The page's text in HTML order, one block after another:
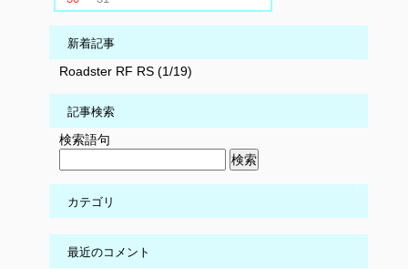
新着記事
Roadster RF RS (1/19)
記事検索
検索語句
カテゴリ
最近のコメント